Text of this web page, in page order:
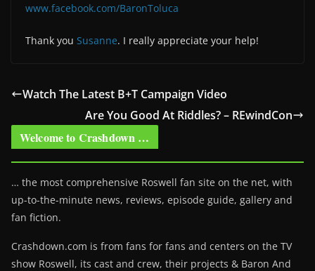
www.facebook.com/BaronToluca
Thank you Susanne. I really appreciate your help!
Watch The Latest B+T Campaign Video
Are You Good At Riddles? – REwindCon
Welcome to Crashdown …
… the most comprehensive Roswell fan site on the net, with
up-to-the-minute news, reviews, episode guide, gallery and
fan fiction.
Crashdown.com is from fans for fans and centers on the TV
show Roswell, its cast and crew, their projects & Baron And